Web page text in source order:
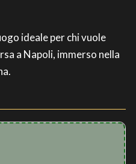
ideale per chi vuole
a Napoli, immerso nella